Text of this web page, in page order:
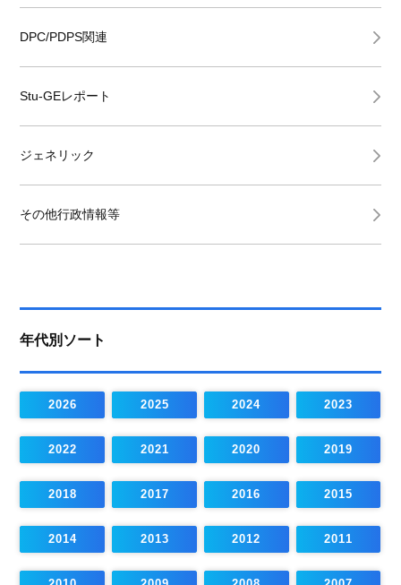
DPC/PDPS関連
Stu-GEレポート
ジェネリック
その他行政情報等
年代別ソート
2026 2025 2024 2023
2022 2021 2020 2019
2018 2017 2016 2015
2014 2013 2012 2011